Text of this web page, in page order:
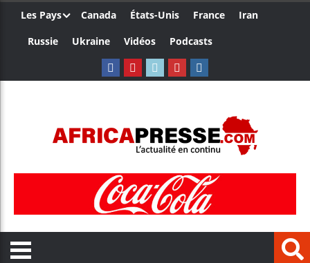
Les Pays Canada États-Unis France
Iran
Russie
Ukraine Vidéos Podcasts